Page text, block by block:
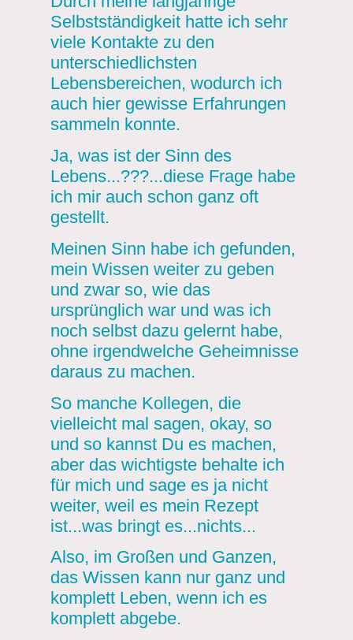
Selbstständigkeit hatte ich sehr
viele Kontakte zu den
unterschiedlichsten
Lebensbereichen, wodurch ich
auch hier gewisse Erfahrungen
sammeln konnte.
Ja, was ist der Sinn des
Lebens...???...diese Frage habe
ich mir auch schon ganz oft
gestellt.
Meinen Sinn habe ich gefunden,
mein Wissen weiter zu geben
und zwar so, wie das
ursprünglich war und was ich
noch selbst dazu gelernt habe,
ohne irgendwelche Geheimnisse
daraus zu machen.
So manche Kollegen, die
vielleicht mal sagen, okay, so
und so kannst Du es machen,
aber das wichtigste behalte ich
für mich und sage es ja nicht
weiter, weil es mein Rezept
ist...was bringt es...nichts...
Also, im Großen und Ganzen,
das Wissen kann nur ganz und
komplett Leben, wenn ich es
komplett abgebe.